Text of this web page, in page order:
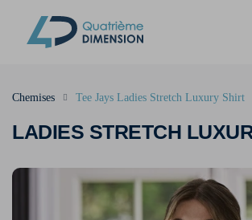
LADIES STRETCH
Chemises Tee Jays Ladies Stretch Luxury Shirt